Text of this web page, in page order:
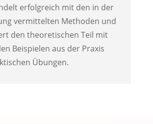
erfolgreich mit den in der
vermittelten Methoden und
den theoretischen Teil mit
Beispielen aus der Praxis
Übungen.